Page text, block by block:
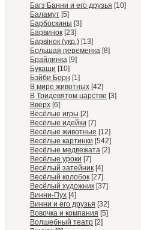
Багз Банни и его друзья [10]
Баламут [5]
Барбоскины [3]
Барвинок [23]
Барвiнок (укр.) [13]
Большая переменка [8]
Брайлинка [9]
Букаши [10]
Бэйби Борн [1]
В мире животных [42]
В Тридевятом царстве [3]
Вверх [6]
Весёлые игры [2]
Весёлые идейки [7]
Весёлые животные [12]
Весёлые картинки [542]
Весёлые медвежата [2]
Весёлые уроки [7]
Весёлый затейник [4]
Весёлый колобок [27]
Весёлый художник [37]
Винни-Пух [4]
Винни и его друзья [32]
Вовочка и компания [5]
Волшебный театр [2]